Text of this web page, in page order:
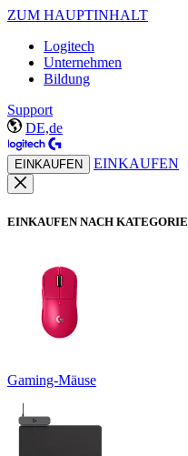
ZUM HAUPTINHALT
Logitech
Unternehmen
Bildung
Support
DE,de
EINKAUFEN EINKAUFEN
EINKAUFEN NACH KATEGORIE
Gaming-Mäuse